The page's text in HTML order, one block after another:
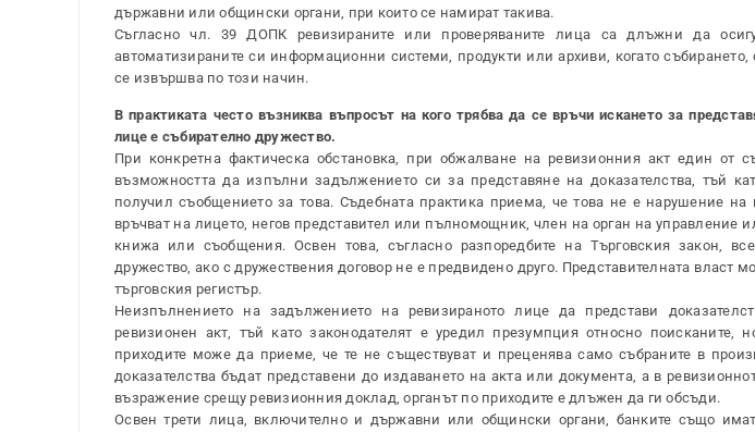
държавни или общински органи, при които се намират такива.
Съгласно чл. 39 ДОПК ревизираните или проверяваните лица са длъжни да
автоматизираните си информационни системи, продукти или архиви, когато
се извършва по този начин.
В практиката често възниква въпросът на кого трябва да се връчи искането за
лице е събирателно дружество.
При конкретна фактическа обстановка, при обжалване на ревизионния акт един
възможността да изпълни задължението си за представяне на доказателства, тъй
получил съобщението за това. Съдебната практика приема, че това не е нарушение
връчват на лицето, негов представител или пълномощник, член на орган на управление
книжа или съобщения. Освен това, съгласно разпоредбите на Търговския закон,
дружество, ако с дружествения договор не е предвидено друго. Представителната власт
търговския регистър.
Неизпълнението на задължението на ревизираното лице да представи
ревизионен акт, тъй като законодателят е уредил презумпция относно поисканите,
приходите може да приеме, че те не съществуват и преценява само събраните в
доказателства бъдат представени до издаването на акта или документа, а в
възражение срещу ревизионния доклад, органът по приходите е длъжен да ги обсъди.
Освен трети лица, включително и държавни или общински органи, банките също